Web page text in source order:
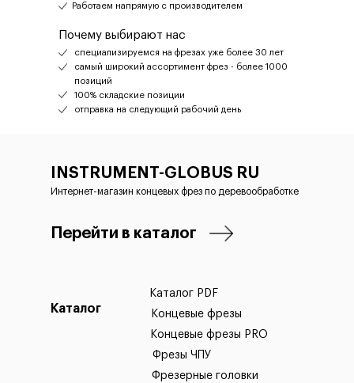
Почему выбирают нас
специализируемся на фрезах уже более 30 лет
самый широкий ассортимент фрез - более 1000
позиций
100% складские позиции
отправка на следующий рабочий день
Работаем напрямую с производителем
Каталог Концевые фрезы
Каталог PDF
Концевые фрезы PRO
Фрезы ЧПУ
Фрезерные головки
INSTRUMENT-GLOBUS RU
Интернет-магазин концевых фрез по деревообработке
Перейти в каталог